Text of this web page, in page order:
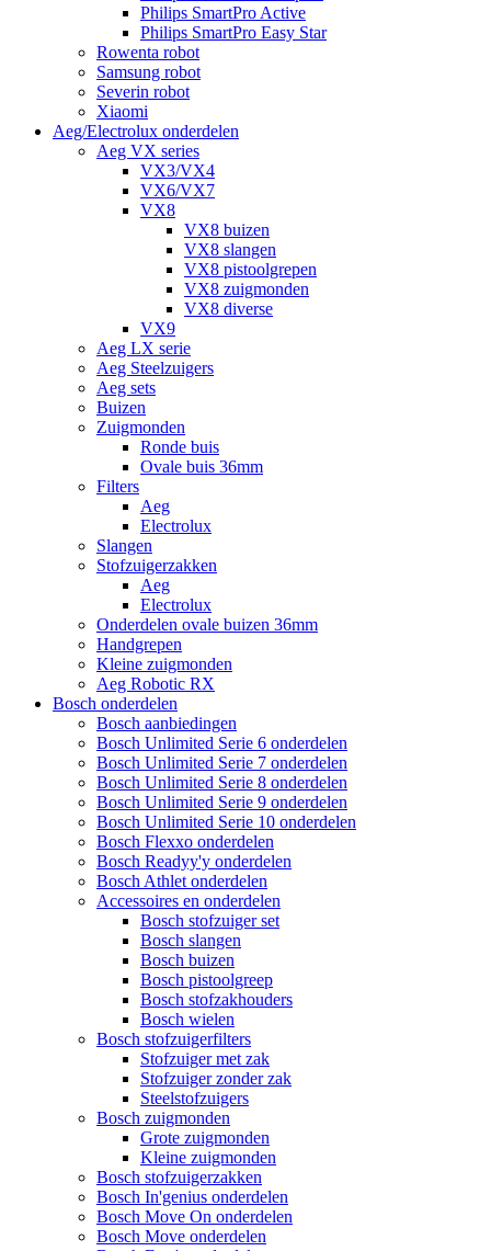
Philips SmartPro Active
Philips SmartPro Easy Star
Rowenta robot
Samsung robot
Severin robot
Xiaomi
Aeg/Electrolux onderdelen
Aeg VX series
VX3/VX4
VX6/VX7
VX8
VX8 buizen
VX8 slangen
VX8 pistoolgrepen
VX8 zuigmonden
VX8 diverse
VX9
Aeg LX serie
Aeg Steelzuigers
Aeg sets
Buizen
Zuigmonden
Ronde buis
Ovale buis 36mm
Filters
Aeg
Electrolux
Slangen
Stofzuigerzakken
Aeg
Electrolux
Onderdelen ovale buizen 36mm
Handgrepen
Kleine zuigmonden
Aeg Robotic RX
Bosch onderdelen
Bosch aanbiedingen
Bosch Unlimited Serie 6 onderdelen
Bosch Unlimited Serie 7 onderdelen
Bosch Unlimited Serie 8 onderdelen
Bosch Unlimited Serie 9 onderdelen
Bosch Unlimited Serie 10 onderdelen
Bosch Flexxo onderdelen
Bosch Readyy'y onderdelen
Bosch Athlet onderdelen
Accessoires en onderdelen
Bosch stofzuiger set
Bosch slangen
Bosch buizen
Bosch pistoolgreep
Bosch stofzakhouders
Bosch wielen
Bosch stofzuigerfilters
Stofzuiger met zak
Stofzuiger zonder zak
Steelstofzuigers
Bosch zuigmonden
Grote zuigmonden
Kleine zuigmonden
Bosch stofzuigerzakken
Bosch In'genius onderdelen
Bosch Move On onderdelen
Bosch Move onderdelen